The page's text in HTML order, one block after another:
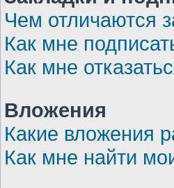
Чем отличаются
Как мне
Как мне
Вложения
Какие вложения
Как мне найти